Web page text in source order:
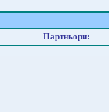
Партньори: